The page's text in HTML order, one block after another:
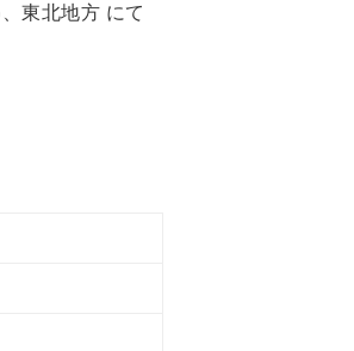
東北地方 にて